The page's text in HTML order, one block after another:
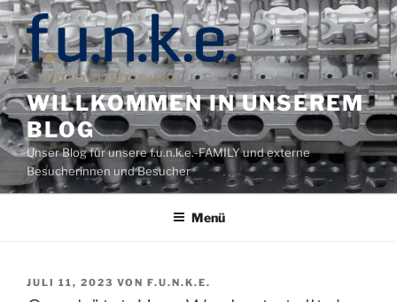
Zum
Inhalt
springen
WILLKOMMEN IN UNSEREM
BLOG
Unser Blog für unsere f.u.n.k.e.-FAMILY und externe
Besucherinnen und Besucher
Menü
VERÖFFENTLICHT
AM
JULI 11, 2023 VON F.U.N.K.E.